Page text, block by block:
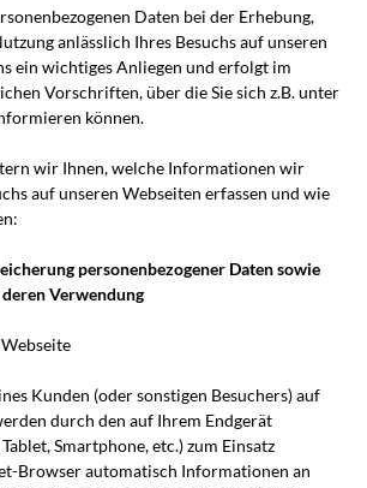
Daten bei der Erhebung,
anlässlich Ihres Besuchs auf unseren
ein wichtiges Anliegen und erfolgt im
Vorschriften, über die Sie sich z.B. unter
können.
wir Ihnen, welche Informationen wir
auf unseren Webseiten erfassen und wie
personenbezogener Daten sowie
Verwendung
Kunden (oder sonstigen Besuchers) auf
durch den auf Ihrem Endgerät
Smartphone, etc.) zum Einsatz
Browser automatisch Informationen an